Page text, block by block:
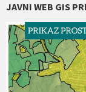
JAVNI WEB GIS